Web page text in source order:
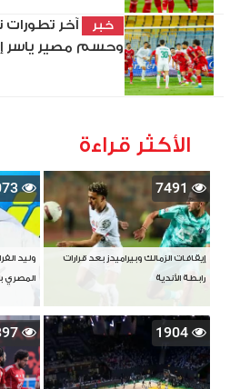
خبر
آخر تطورات
وحسم مصير ياسر
الأكثر قراءة
7491
إيقافات الزمالك وبيراميدز بعد قرارات
رابطة الأندية
وليد
المصري
1904